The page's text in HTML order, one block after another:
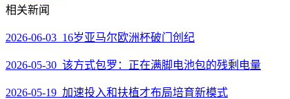
相关新闻
2026-06-03 16岁亚马尔欧洲杯破门创纪
2026-05-30 该方式包罗：正在满脚电池包的残剩电量
2026-05-19 加速投入和扶植才布局培育新模式